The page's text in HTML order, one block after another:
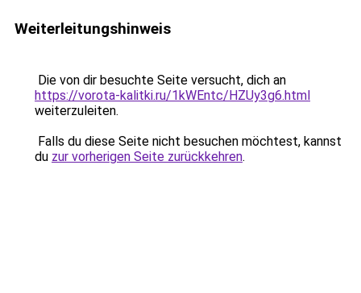
Weiterleitungshinweis
Die von dir besuchte Seite versucht, dich an
https://vorota-kalitki.ru/1kWEntc/HZUy3g6.html
weiterzuleiten.
Falls du diese Seite nicht besuchen möchtest, kannst
du zur vorherigen Seite zurückkehren.